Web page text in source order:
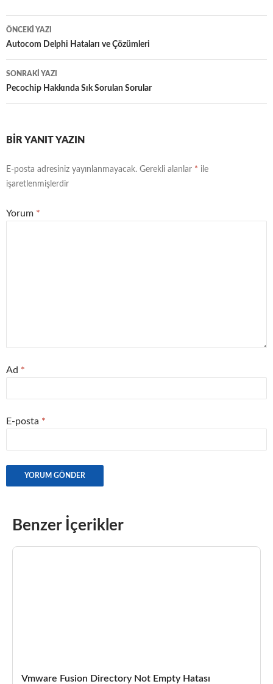
Yazı
dolaşımı
ÖNCEKI YAZI
Autocom Delphi Hataları ve Çözümleri
SONRAKI YAZI
Pecochip Hakkında Sık Sorulan Sorular
BIR YANIT YAZIN
E-posta adresiniz yayınlanmayacak. Gerekli alanlar * ile
işaretlenmişlerdir
Yorum *
Ad *
E-posta *
Benzer İçerikler
Vmware Fusion Directory Not Empty Hatası